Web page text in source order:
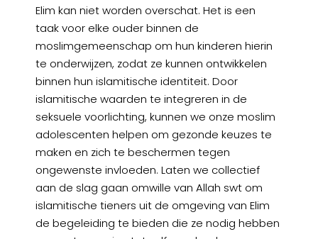
Elim kan niet worden overschat. Het is een
taak voor elke ouder binnen de
moslimgemeenschap om hun kinderen hierin
te onderwijzen, zodat ze kunnen ontwikkelen
binnen hun islamitische identiteit. Door
islamitische waarden te integreren in de
seksuele voorlichting, kunnen we onze moslim
adolescenten helpen om gezonde keuzes te
maken en zich te beschermen tegen
ongewenste invloeden. Laten we collectief
aan de slag gaan omwille van Allah swt om
islamitische tieners uit de omgeving van Elim
de begeleiding te bieden die ze nodig hebben